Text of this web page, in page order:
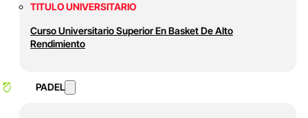
TITULO UNIVERSITARIO
Curso Universitario Superior En Basket De Alto
Rendimiento
PADEL